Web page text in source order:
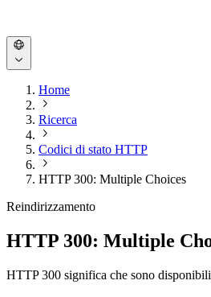
Home
Ricerca
Codici di stato HTTP
HTTP 300: Multiple Choices
Reindirizzamento
HTTP 300: Multiple
HTTP 300 significa che sono